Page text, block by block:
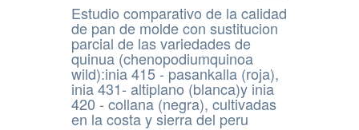
Estudio comparativo de la calidad
de pan de molde con sustitucion
parcial de las variedades de
quinua (chenopodiumquinoa
wild):inia 415 - pasankalla (roja),
inia 431- altiplano (blanca)y inia
420 - collana (negra), cultivadas
en la costa y sierra del peru